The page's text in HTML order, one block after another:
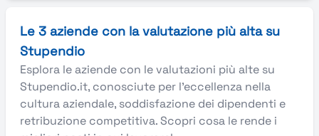
Le 3 aziende con la valutazione più alta su
Stupendio
Esplora le aziende con le valutazioni più alte su
Stupendio.it, conosciute per l’eccellenza nella
cultura aziendale, soddisfazione dei dipendenti e
retribuzione competitiva. Scopri cosa le rende i